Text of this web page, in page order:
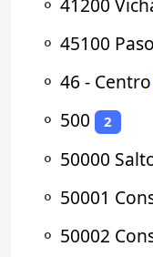
⚬ 45100
⚬ 46 - Centro
⚬ 500 2
⚬ 50000
⚬ 50001
⚬ 50002